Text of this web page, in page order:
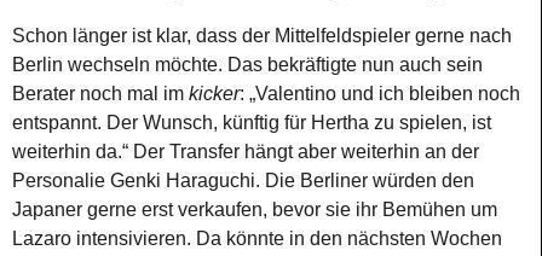
Schon länger ist klar, dass der Mittelfeldspieler gerne nach
Berlin wechseln möchte. Das bekräftigte nun auch sein
Berater noch mal im kicker: „Valentino und ich bleiben noch
entspannt. Der Wunsch, künftig für Hertha zu spielen, ist
weiterhin da.“ Der Transfer hängt aber weiterhin an der
Personalie Genki Haraguchi. Die Berliner würden den
Japaner gerne erst verkaufen, bevor sie ihr Bemühen um
Lazaro intensivieren. Da könnte in den nächsten Wochen